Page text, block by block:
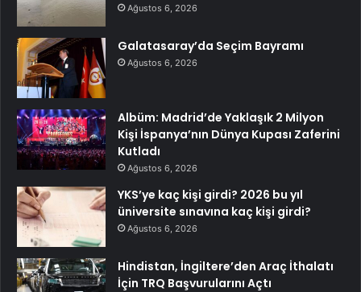
Ağustos 6, 2026
Galatasaray’da Seçim Bayramı
Ağustos 6, 2026
Albüm: Madrid’de Yaklaşık 2 Milyon
Kişi İspanya’nın Dünya Kupası Zaferini
Kutladı
Ağustos 6, 2026
YKS’ye kaç kişi girdi? 2026 bu yıl
üniversite sınavına kaç kişi girdi?
Ağustos 6, 2026
Hindistan, İngiltere’den Araç İthalatı
İçin TRQ Başvurularını Açtı